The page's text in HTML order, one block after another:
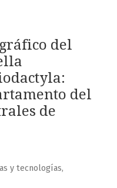
del
del
de
y tecnologías,